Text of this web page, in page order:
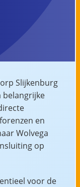
Slijkenburg
belangrijke
en
Wolvega
op
voor de